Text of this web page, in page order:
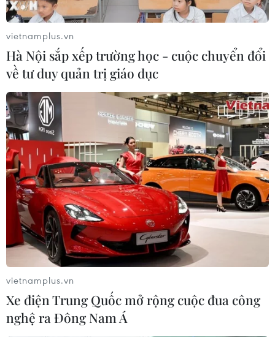
Khi xương lá hóa tác
phẩm nghệ thuật độc
bản
Đột kích quán bar Revo
liên quan tới đường dây
ma túy phức tạp tại
Thành phố Hồ Chí Minh
vietnamplus.vn
Hà Nội sắp xếp trường học - cuộc chuyển đổi
về tư duy quản trị giáo dục
vietnamplus.vn
Xe điện Trung Quốc mở rộng cuộc đua công
nghệ ra Đông Nam Á